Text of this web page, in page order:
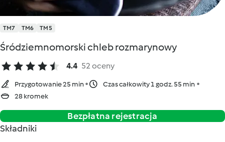
TM7 TM6 TM5
Śródziemnomorski chleb rozmarynowy
4.4 52 oceny
Przygotowanie 25 min
Czas całkowity 1 godz. 55 min
28 kromek
Bezpłatna rejestracja
Składniki